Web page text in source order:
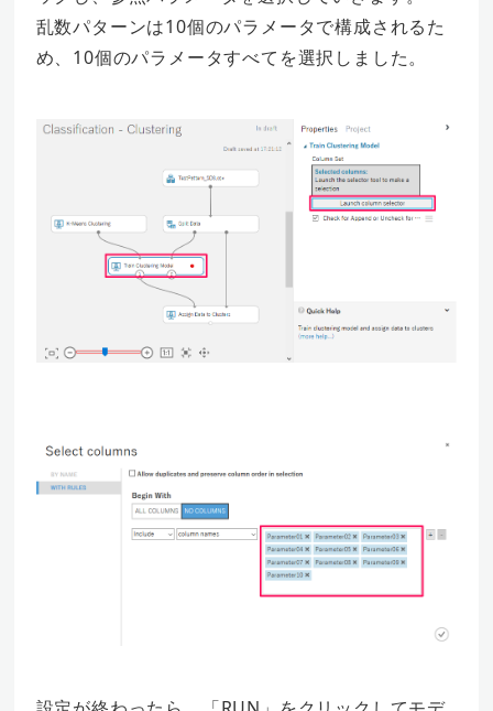
乱数パターンは10個のパラメータで構成されるた
め、10個のパラメータすべてを選択しました。